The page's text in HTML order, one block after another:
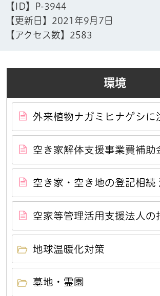
【ID】
P-3944
【更新日】 2021年9月7日
【アクセス数】 2583
環境
外来植物ナガミヒナゲシに
空き家解体支援事業費補助
空き家・空き地の登記相続
空家等管理活用支援法人の
地球温暖化対策
墓地・霊園